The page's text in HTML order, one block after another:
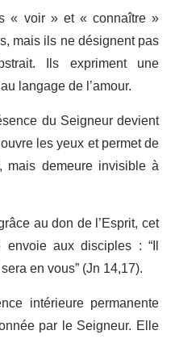
« voir » et « connaître »
mais ils ne désignent pas
Ils expriment une
langage de l’amour.
du Seigneur devient
les yeux et permet de
demeure invisible à
au don de l’Esprit, cet
envoie aux disciples : “Il
en vous” (Jn 14,17).
intérieure permanente
par le Seigneur. Elle